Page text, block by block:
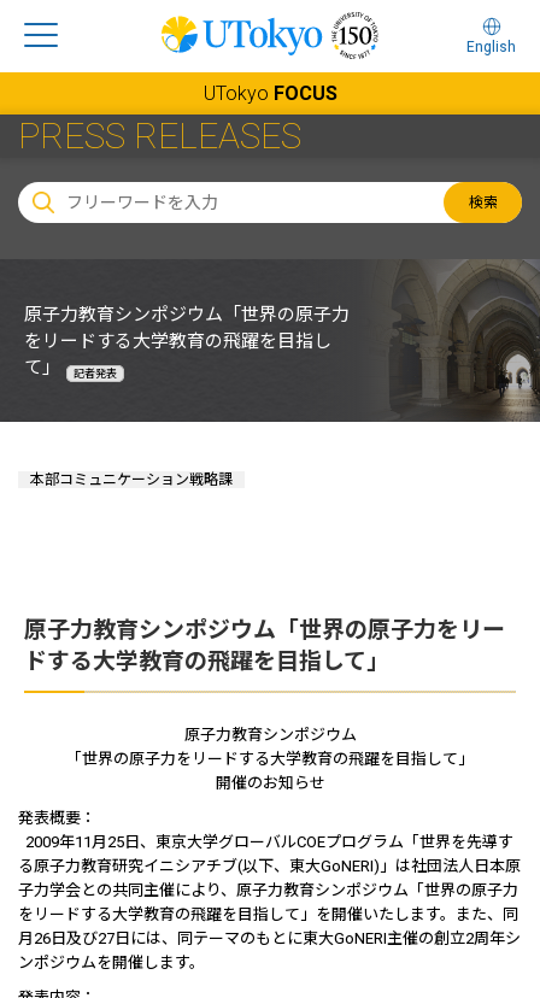
English
UTokyo FOCUS
PRESS RELEASES
検索
原子力教育シンポジウム「世界の原子力
をリードする大学教育の飛躍を目指し
て」
記者発表
本部コミュニケーション戦略課
原子力教育シンポジウム「世界の原子力をリー
ドする大学教育の飛躍を目指して」
原子力教育シンポジウム
「世界の原子力をリードする大学教育の飛躍を目指して」
開催のお知らせ
発表概要：
2009年11月25日、東京大学グローバルCOEプログラム「世界を先導す
る原子力教育研究イニシアチブ(以下、東大GoNERI)」は社団法人日本原
子力学会との共同主催により、原子力教育シンポジウム「世界の原子力
をリードする大学教育の飛躍を目指して」を開催いたします。また、同
月26日及び27日には、同テーマのもとに東大GoNERI主催の創立2周年シ
ンポジウムを開催します。